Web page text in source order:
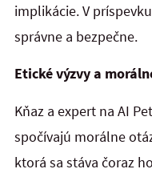
implikácie. V
správne a bezpečne.
Etické výzvy a
Kňaz a expert na AI
spočívajú morálne
ktorá sa stáva čoraz